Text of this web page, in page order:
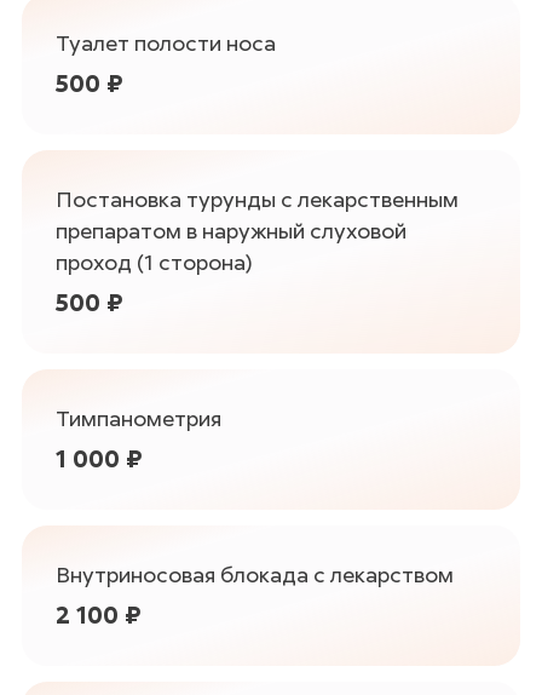
Туалет полости носа
500 ₽
Постановка турунды с лекарственным
препаратом в наружный слуховой
проход (1 сторона)
500 ₽
Тимпанометрия
1 000 ₽
Внутриносовая блокада с лекарством
2 100 ₽